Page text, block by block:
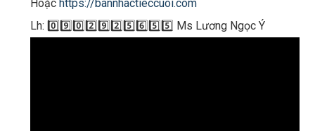
Hoặc https://bannhactieccuoi.com​​​
Lh: 0️⃣9️⃣0️⃣2️⃣9️⃣2️⃣5️⃣6️⃣5️⃣5️⃣ Ms Lương Ngọc Ý